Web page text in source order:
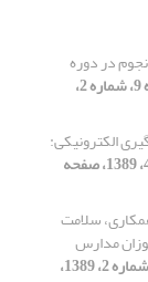
در دوره
[دوره 9، شماره 2،
الکترونیکی:
[دوره 9، شماره 4، 1389، صفحه
سلامت
مدارس
[دوره 9، شماره 2، 1389،